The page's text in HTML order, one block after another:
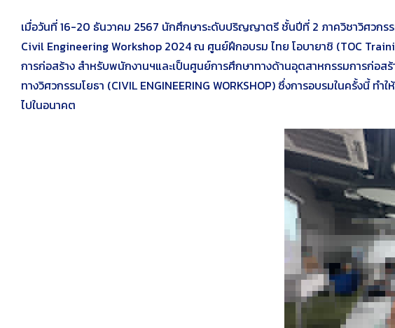
เมื่อวันที่ 16-20 ธันวาคม 2567 นักศึกษาระดับปริญญาตรี ชั้นปีที่ 2 ภาควิชาวิศวกร
Civil Engineering Workshop 2024 ณ ศูนย์ฝึกอบรม ไทย โอบายาชิ (TOC
การก่อสร้าง สำหรับพนักงานฯและเป็นศูนย์การศึกษาทางด้านอุตสาหกรรมการก่อส
ทางวิศวกรรมโยธา (CIVIL ENGINEERING WORKSHOP) ซึ่งการอบรมในครั้งนี้
ไปในอนาคต